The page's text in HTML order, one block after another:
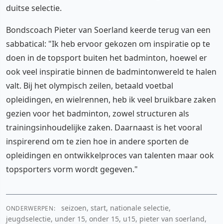
duitse selectie.
Bondscoach Pieter van Soerland keerde terug van een
sabbatical: "Ik heb ervoor gekozen om inspiratie op te
doen in de topsport buiten het badminton, hoewel er
ook veel inspiratie binnen de badmintonwereld te halen
valt. Bij het olympisch zeilen, betaald voetbal
opleidingen, en wielrennen, heb ik veel bruikbare zaken
gezien voor het badminton, zowel structuren als
trainingsinhoudelijke zaken. Daarnaast is het vooral
inspirerend om te zien hoe in andere sporten de
opleidingen en ontwikkelproces van talenten maar ook
topsporters vorm wordt gegeven."
ONDERWERPEN:
seizoen, start, nationale selectie,
jeugdselectie, under 15, onder 15, u15, pieter van soerland,